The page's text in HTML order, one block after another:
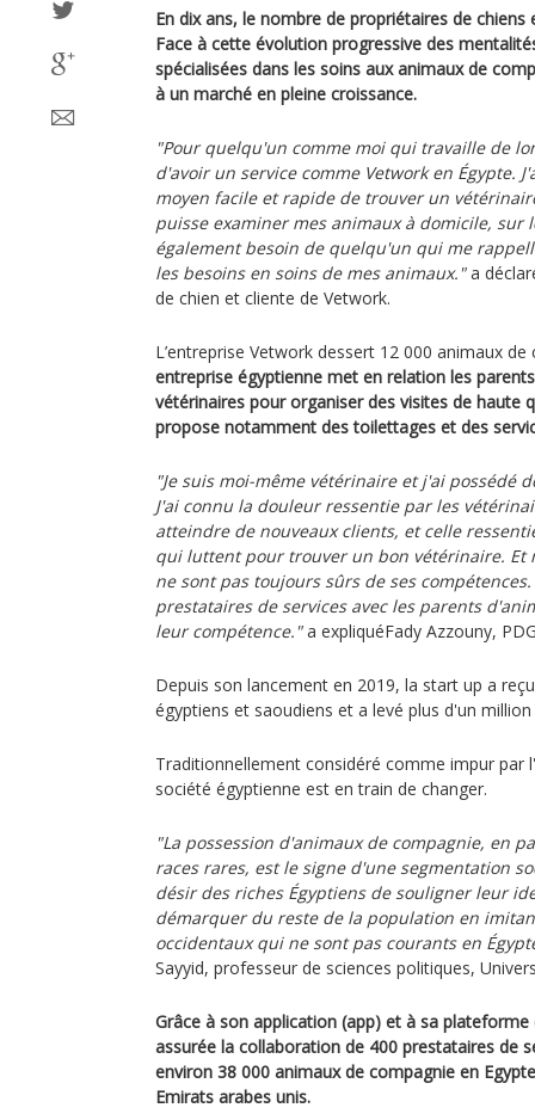
En dix ans, le nombre de propriétaires de
Face à cette évolution progressive des
spécialisées dans les soins aux animaux de
à un marché en pleine croissance.
"Pour quelqu'un comme moi qui travaille de
d'avoir un service comme Vetwork en Égypte.
moyen facile et rapide de trouver un
puisse examiner mes animaux à domicile, sur
également besoin de quelqu'un qui me
les besoins en soins de mes animaux."a
de chien et cliente de Vetwork.
L’entreprise Vetwork dessert 12 000 animaux de
entreprise égyptienne met en relation les
vétérinaires pour organiser des visites de haute
propose notamment des toilettages et des
"Je suis moi-même vétérinaire et j'ai possédé
J'ai connu la douleur ressentie par les
atteindre de nouveaux clients, et celle
qui luttent pour trouver un bon vétérinaire. Et
ne sont pas toujours sûrs de ses
prestataires de services avec les parents
leur compétence."a expliquéFady Azzouny,
Depuis son lancement en 2019, la start up a
égyptiens et saoudiens et a levé plus d'un
Traditionnellement considéré comme impur par
société égyptienne est en train de changer.
"La possession d'animaux de compagnie, en
races rares, est le signe d'une segmentation
désir des riches Égyptiens de souligner leur
démarquer du reste de la population en
occidentaux qui ne sont pas courants en
Sayyid, professeur de sciences politiques,
Grâce à son application (app) et à sa
assurée la collaboration de 400 prestataires de
environ 38 000 animaux de compagnie en
Emirats arabes unis.